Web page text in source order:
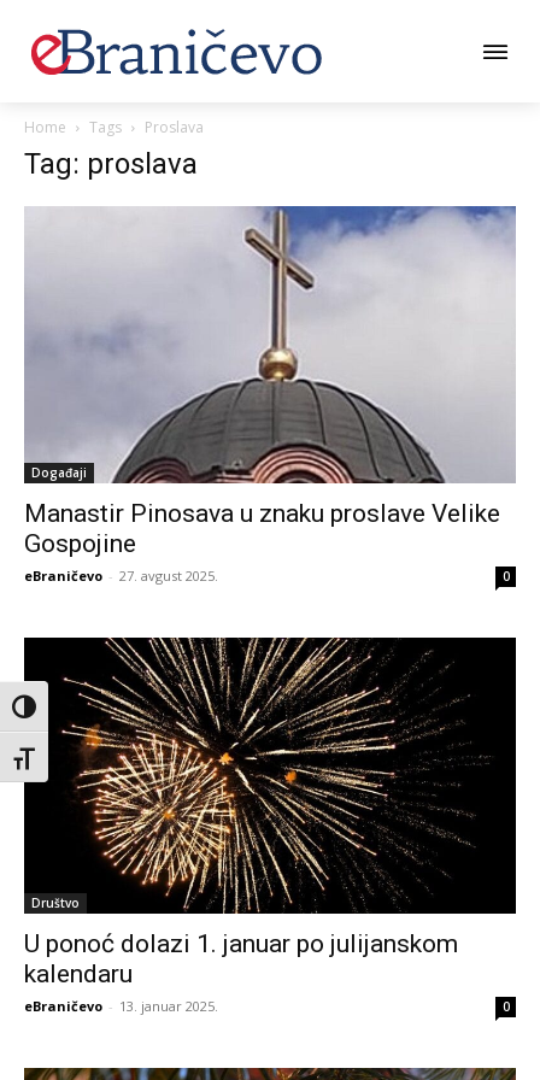
Toggle High Contrast
Toggle Font size
Home Tags Proslava
Tag: proslava
Događaji
Manastir Pinosava u znaku proslave Velike
Gospojine
eBraničevo - 27. avgust 2025. 0
Društvo
U ponoć dolazi 1. januar po julijanskom
kalendaru
eBraničevo - 13. januar 2025. 0